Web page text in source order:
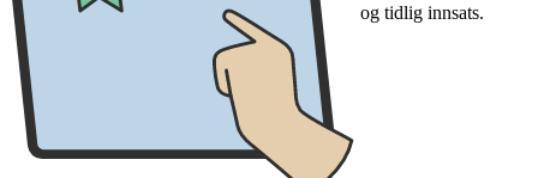
og tidlig innsats.